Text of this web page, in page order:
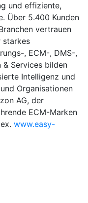
und effiziente,
Über 5.400 Kunden
vertrauen
starkes
, ECM-, DMS-,
& Services bilden
Intelligenz und
Organisationen
AG, der
ECM-Marken
www.easy-